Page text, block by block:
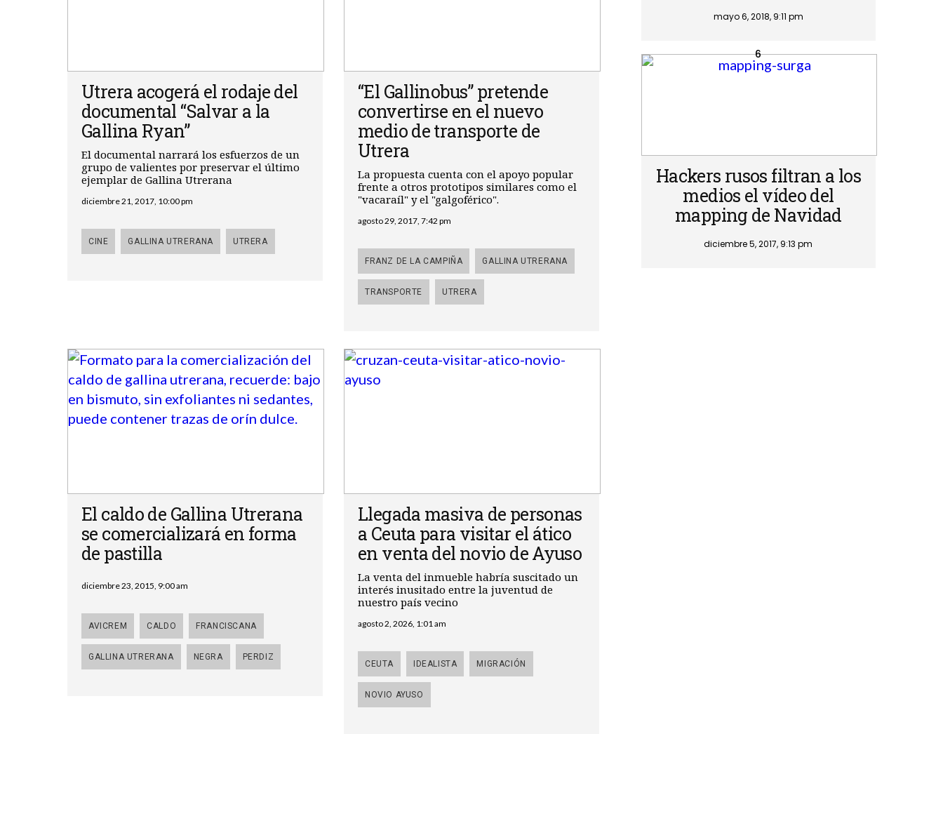
Utrera acogerá el rodaje del
documental “Salvar a la
Gallina Ryan”
El documental narrará los esfuerzos de un
grupo de valientes por preservar el último
ejemplar de Gallina Utrerana
diciembre 21, 2017, 10:00 pm
CINE GALLINA UTRERANA UTRERA
“El Gallinobus” pretende
convertirse en el nuevo
medio de transporte de
Utrera
La propuesta cuenta con el apoyo popular
frente a otros prototipos similares como el
"vacaraíl" y el "galgoférico".
agosto 29, 2017, 7:42 pm
FRANZ DE LA CAMPIÑA GALLINA UTRERANA
TRANSPORTE UTRERA
El caldo de Gallina Utrerana
se comercializará en forma
de pastilla
diciembre 23, 2015, 9:00 am
AVICREM CALDO FRANCISCANA
GALLINA UTRERANA NEGRA PERDIZ
Llegada masiva de personas
a Ceuta para visitar el ático
en venta del novio de Ayuso
La venta del inmueble habría suscitado un
interés inusitado entre la juventud de
nuestro país vecino
agosto 2, 2026, 1:01 am
CEUTA IDEALISTA MIGRACIÓN
NOVIO AYUSO
mayo 6, 2018, 9:11 pm
Hackers rusos filtran a los
medios el vídeo del
mapping de Navidad
diciembre 5, 2017, 9:13 pm